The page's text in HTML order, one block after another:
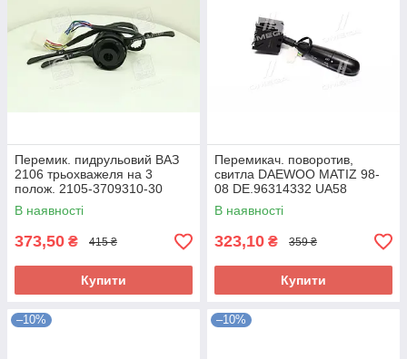
Перемик. пидрульовий ВАЗ
2106 трьохважеля на 3
полож. 2105-3709310-30
UA58
В наявності
373,50 ₴ 415 ₴
Купити
Перемикач. поворотив,
свитла DAEWOO MATIZ 98-
08 DE.96314332 UA58
В наявності
323,10 ₴ 359 ₴
Купити
–10% –10%